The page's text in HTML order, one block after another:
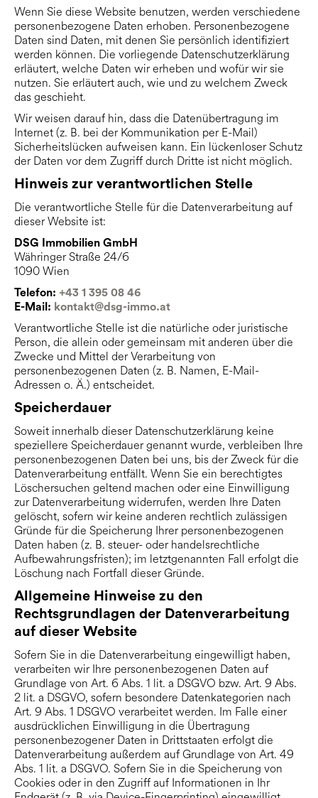
Wenn Sie diese Website benutzen, werden verschiedene
personenbezogene Daten erhoben. Personenbezogene
Daten sind Daten, mit denen Sie persönlich identifiziert
werden können. Die vorliegende Datenschutzerklärung
erläutert, welche Daten wir erheben und wofür wir sie
nutzen. Sie erläutert auch, wie und zu welchem Zweck
das geschieht.
Wir weisen darauf hin, dass die Datenübertragung im
Internet (z. B. bei der Kommunikation per E-Mail)
Sicherheitslücken aufweisen kann. Ein lückenloser Schutz
der Daten vor dem Zugriff durch Dritte ist nicht möglich.
Hinweis zur verantwortlichen Stelle
Die verantwortliche Stelle für die Datenverarbeitung auf
dieser Website ist:
DSG Immobilien GmbH
Währinger Straße 24/6
1090 Wien
Telefon: +43 1 395 08 46
E-Mail: kontakt@dsg-immo.at
Verantwortliche Stelle ist die natürliche oder juristische
Person, die allein oder gemeinsam mit anderen über die
Zwecke und Mittel der Verarbeitung von
personenbezogenen Daten (z. B. Namen, E-Mail-
Adressen o. Ä.) entscheidet.
Speicherdauer
Soweit innerhalb dieser Datenschutzerklärung keine
speziellere Speicherdauer genannt wurde, verbleiben Ihre
personenbezogenen Daten bei uns, bis der Zweck für die
Datenverarbeitung entfällt. Wenn Sie ein berechtigtes
Löschersuchen geltend machen oder eine Einwilligung
zur Datenverarbeitung widerrufen, werden Ihre Daten
gelöscht, sofern wir keine anderen rechtlich zulässigen
Gründe für die Speicherung Ihrer personenbezogenen
Daten haben (z. B. steuer- oder handelsrechtliche
Aufbewahrungsfristen); im letztgenannten Fall erfolgt die
Löschung nach Fortfall dieser Gründe.
Allgemeine Hinweise zu den
Rechtsgrundlagen der Datenverarbeitung
auf dieser Website
Sofern Sie in die Datenverarbeitung eingewilligt haben,
verarbeiten wir Ihre personenbezogenen Daten auf
Grundlage von Art. 6 Abs. 1 lit. a DSGVO bzw. Art. 9 Abs.
2 lit. a DSGVO, sofern besondere Datenkategorien nach
Art. 9 Abs. 1 DSGVO verarbeitet werden. Im Falle einer
ausdrücklichen Einwilligung in die Übertragung
personenbezogener Daten in Drittstaaten erfolgt die
Datenverarbeitung außerdem auf Grundlage von Art. 49
Abs. 1 lit. a DSGVO. Sofern Sie in die Speicherung von
Cookies oder in den Zugriff auf Informationen in Ihr